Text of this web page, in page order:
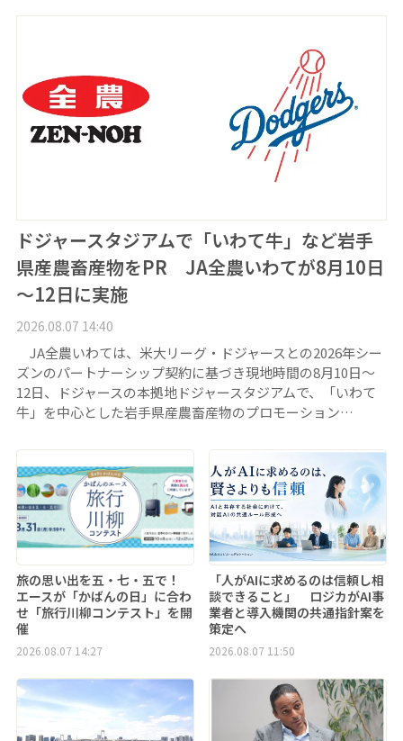
ドジャースタジアムで「いわて牛」など岩手
県産農畜産物をPR JA全農いわてが8月10日
～12日に実施
2026.08.07 14:40
JA全農いわては、米大リーグ・ドジャースとの2026年シー
ズンのパートナーシップ契約に基づき現地時間の8月10日～
12日、ドジャースの本拠地ドジャースタジアムで、「いわて
牛」を中心とした岩手県産農畜産物のプロモーション…
旅の思い出を五・七・五で！
エースが「かばんの日」に合わ
せ「旅行川柳コンテスト」を開
催
2026.08.07 14:27
「人がAIに求めるのは信頼し相
談できること」 ロジカがAI事
業者と導入機関の共通指針案を
策定へ
2026.08.07 11:50